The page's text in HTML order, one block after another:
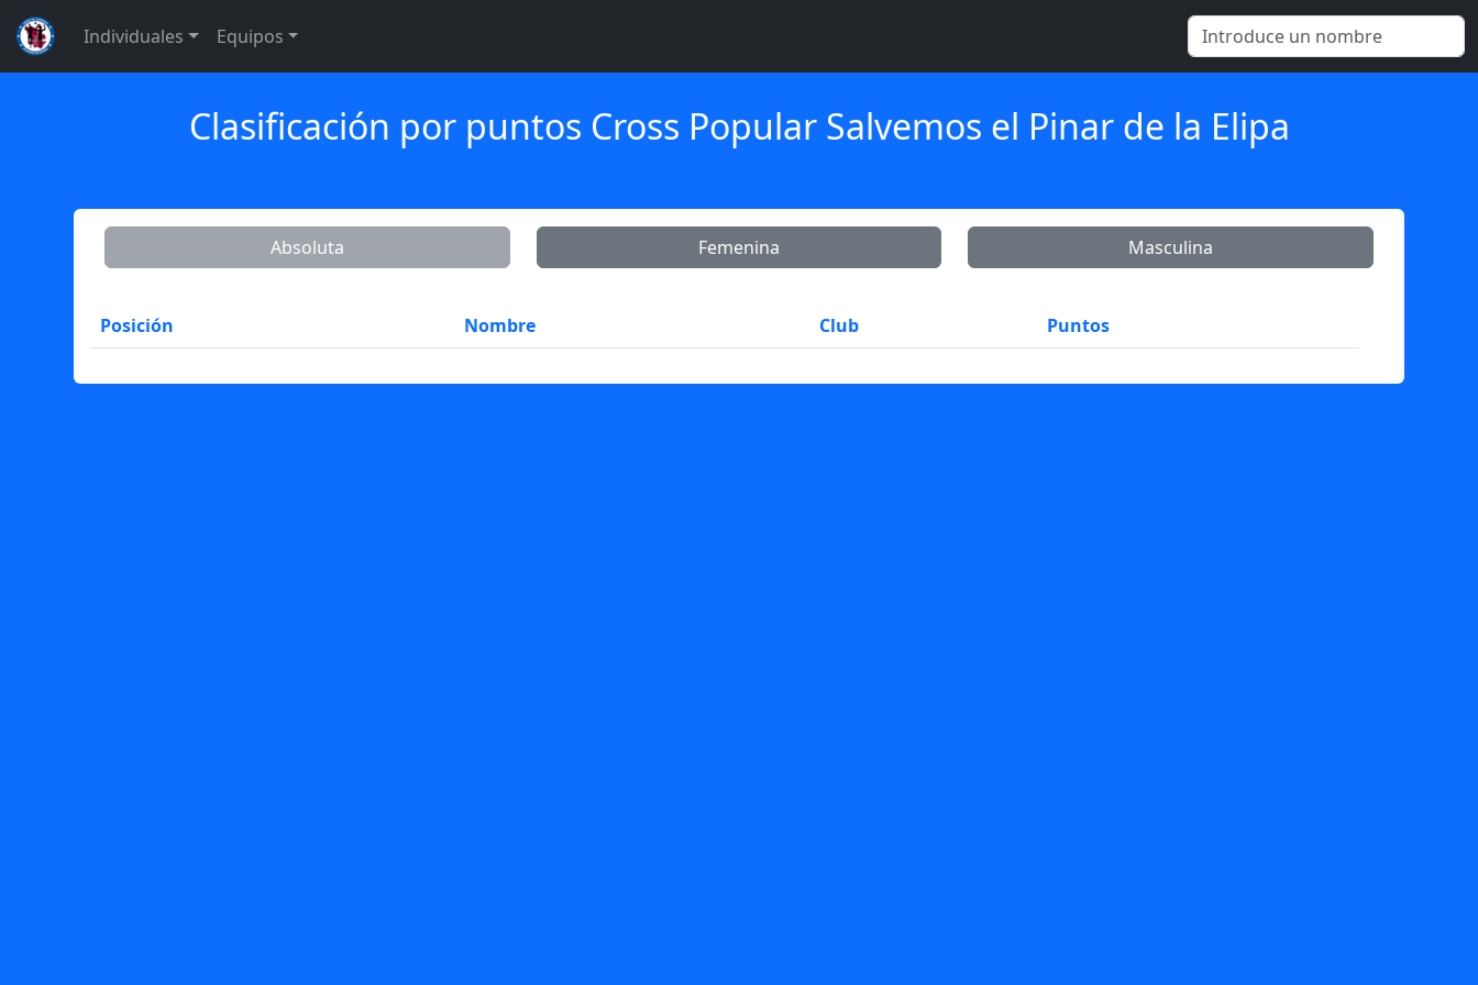
Individuales Equipos
Clasificación por puntos Cross Popular Salvemos el Pinar de la Elipa
Absoluta Femenina Masculina
Posición Nombre Club Puntos